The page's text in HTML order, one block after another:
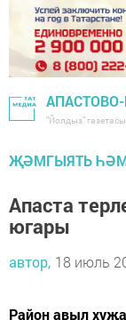
"Йолдыз"
ҖӘМГЫЯТЬ
Апаста
югары
автор, 18 июль
Район авыл